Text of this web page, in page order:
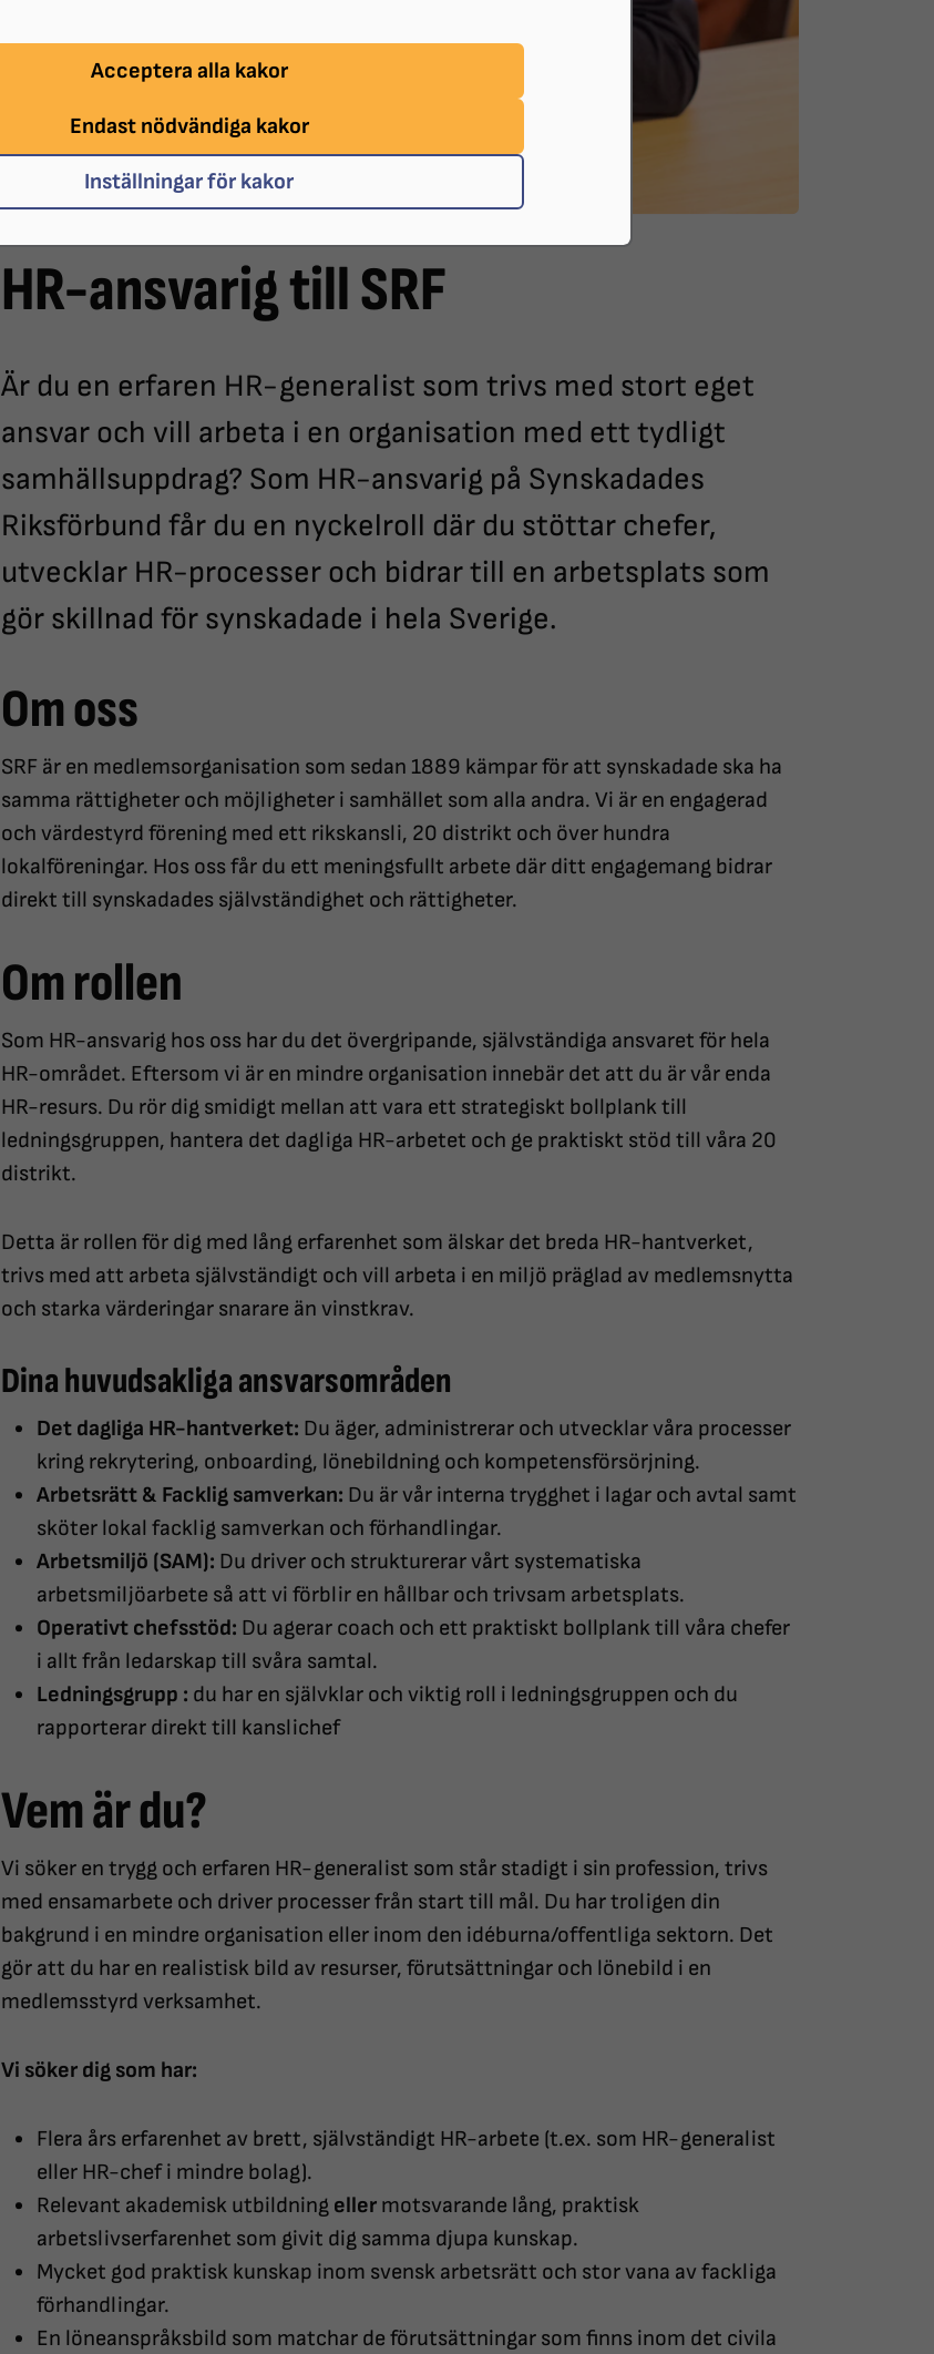
Acceptera alla kakor
Endast nödvändiga kakor
Inställningar för kakor
HR-ansvarig till SRF
Är du en erfaren HR-generalist som trivs med stort eget
ansvar och vill arbeta i en organisation med ett tydligt
samhällsuppdrag? Som HR-ansvarig på Synskadades
Riksförbund får du en nyckelroll där du stöttar chefer,
utvecklar HR-processer och bidrar till en arbetsplats som
gör skillnad för synskadade i hela Sverige.
Om oss
SRF är en medlemsorganisation som sedan 1889 kämpar för att synskadade ska ha
samma rättigheter och möjligheter i samhället som alla andra. Vi är en engagerad
och värdestyrd förening med ett rikskansli, 20 distrikt och över hundra
lokalföreningar. Hos oss får du ett meningsfullt arbete där ditt engagemang bidrar
direkt till synskadades självständighet och rättigheter.
Om rollen
Som HR-ansvarig hos oss har du det övergripande, självständiga ansvaret för hela
HR-området. Eftersom vi är en mindre organisation innebär det att du är vår enda
HR-resurs. Du rör dig smidigt mellan att vara ett strategiskt bollplank till
ledningsgruppen, hantera det dagliga HR-arbetet och ge praktiskt stöd till våra 20
distrikt.
Detta är rollen för dig med lång erfarenhet som älskar det breda HR-hantverket,
trivs med att arbeta självständigt och vill arbeta i en miljö präglad av medlemsnytta
och starka värderingar snarare än vinstkrav.
Dina huvudsakliga ansvarsområden
Det dagliga HR-hantverket: Du äger, administrerar och utvecklar våra processer
kring rekrytering, onboarding, lönebildning och kompetensförsörjning.
Arbetsrätt & Facklig samverkan: Du är vår interna trygghet i lagar och avtal samt
sköter lokal facklig samverkan och förhandlingar.
Arbetsmiljö (SAM): Du driver och strukturerar vårt systematiska
arbetsmiljöarbete så att vi förblir en hållbar och trivsam arbetsplats.
Operativt chefsstöd: Du agerar coach och ett praktiskt bollplank till våra chefer
i allt från ledarskap till svåra samtal.
Ledningsgrupp : du har en självklar och viktig roll i ledningsgruppen och du
rapporterar direkt till kanslichef
Vem är du?
Vi söker en trygg och erfaren HR-generalist som står stadigt i sin profession, trivs
med ensamarbete och driver processer från start till mål. Du har troligen din
bakgrund i en mindre organisation eller inom den idéburna/offentliga sektorn. Det
gör att du har en realistisk bild av resurser, förutsättningar och lönebild i en
medlemsstyrd verksamhet.
Vi söker dig som har:
Flera års erfarenhet av brett, självständigt HR-arbete (t.ex. som HR-generalist
eller HR-chef i mindre bolag).
Relevant akademisk utbildning eller motsvarande lång, praktisk
arbetslivserfarenhet som givit dig samma djupa kunskap.
Mycket god praktisk kunskap inom svensk arbetsrätt och stor vana av fackliga
förhandlingar.
En löneanspråksbild som matchar de förutsättningar som finns inom det civila